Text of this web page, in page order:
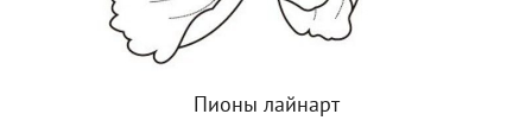
Пионы лайнарт